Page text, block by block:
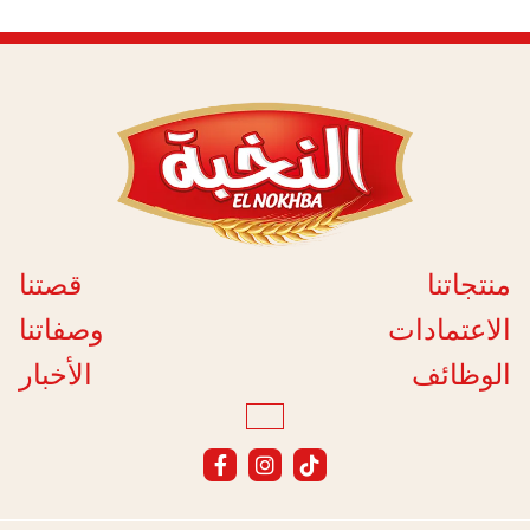
قصتنا
منتجاتنا
وصفاتنا
الاعتمادات
الأخبار
الوظائف